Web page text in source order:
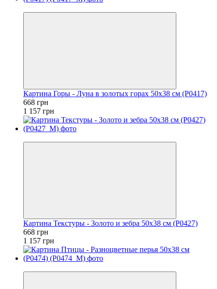
Картина Горы - Луна в золотых горах 50x38 см (P0417)
668 грн
1 157 грн
Картина Текстуры - Золото и зебра 50x38 см (P0427)
668 грн
1 157 грн